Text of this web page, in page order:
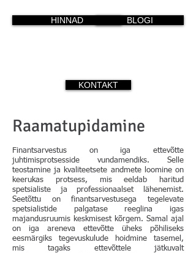
HINNAD BLOGI
KONTAKT
Raamatupidamine
Finantsarvestus on iga ettevõtte
juhtimisprotsesside vundamendiks. Selle
teostamine ja kvaliteetsete andmete loomine on
keerukas protsess, mis eeldab haritud
spetsialiste ja professionaalset lähenemist.
Seetõttu on finantsarvestusega tegelevate
spetsialistide palgatase reeglina igas
majandusruumis keskmisest kõrgem. Samal ajal
on iga areneva ettevõtte üheks põhiliseks
eesmärgiks tegevuskulude hoidmine tasemel,
mis tagaks ettevõttele jätkuvalt